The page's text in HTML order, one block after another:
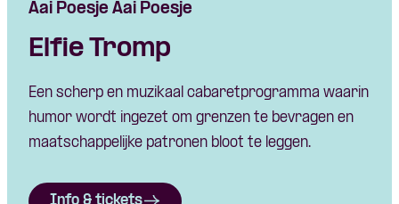
Aai Poesje Aai Poesje
Elfie Tromp
Een scherp en muzikaal cabaretprogramma waarin
humor wordt ingezet om grenzen te bevragen en
maatschappelijke patronen bloot te leggen.
Info & tickets